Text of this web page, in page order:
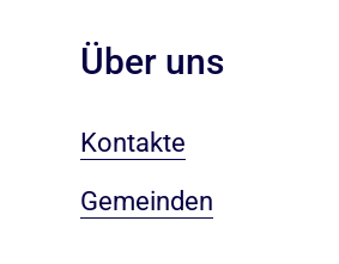
Über uns
Kontakte
Gemeinden